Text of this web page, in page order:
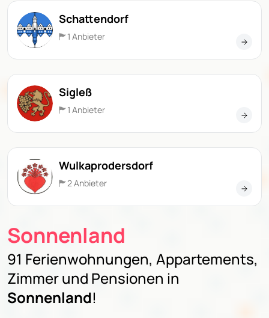
Schattendorf
1 Anbieter
Sigleß
1 Anbieter
Wulkaprodersdorf
2 Anbieter
Sonnenland
91 Ferienwohnungen, Appartements,
Zimmer und Pensionen in
Sonnenland!